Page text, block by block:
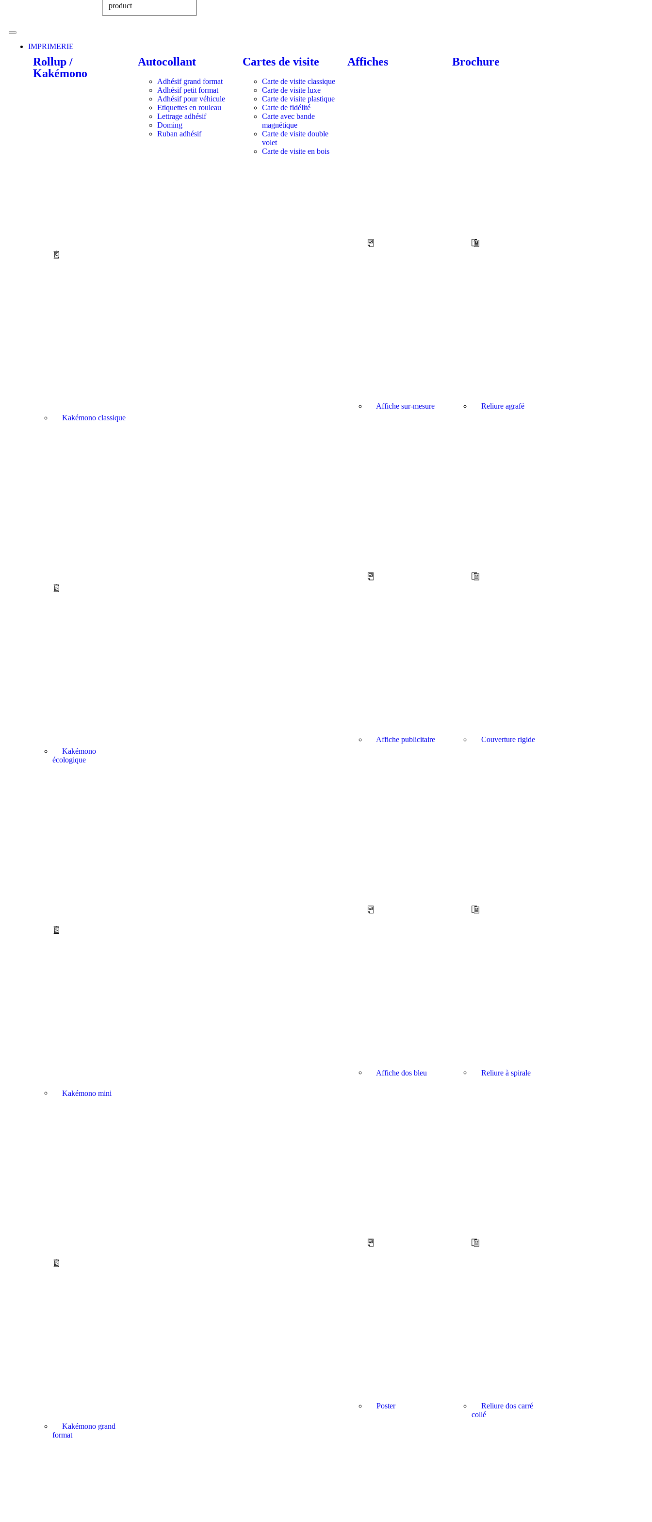
product
IMPRIMERIE
Rollup /
Kakémono
Kakémono classique
Kakémono
écologique
Kakémono mini
Kakémono grand
format
Autocollant
Adhésif grand format
Adhésif petit format
Adhésif pour véhicule
Etiquettes en rouleau
Lettrage adhésif
Doming
Ruban adhésif
Cartes de visite
Carte de visite classique
Carte de visite luxe
Carte de visite plastique
Carte de fidélité
Carte avec bande
magnétique
Carte de visite double
volet
Carte de visite en bois
Affiches
Affiche sur-mesure
Affiche publicitaire
Affiche dos bleu
Poster
Brochure
Reliure agrafé
Couverture rigide
Reliure à spirale
Reliure dos carré
collé